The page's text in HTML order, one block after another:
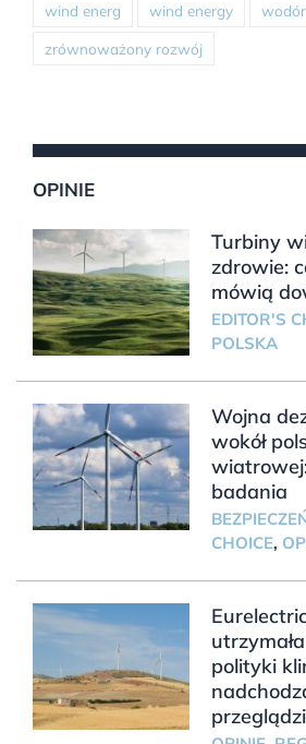
wind energ wind energy wodór
zrównoważony rozwój
OPINIE
Turbiny
zdrowie:
mówią
EDITOR'S
POLSKA
Wojna
wokół
badania
CHOICE,
polityki